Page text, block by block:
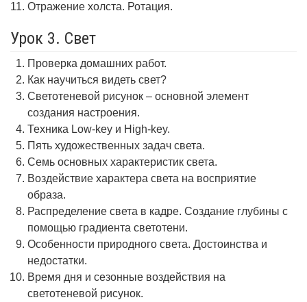
Отражение холста. Ротация.
Урок 3. Свет
Проверка домашних работ.
Как научиться видеть свет?
Светотеневой рисунок – основной элемент
создания настроения.
Техника Low-key и High-key.
Пять художественных задач света.
Семь основных характеристик света.
Воздействие характера света на восприятие
образа.
Распределение света в кадре. Создание глубины с
помощью градиента светотени.
Особенности природного света. Достоинства и
недостатки.
Время дня и сезонные воздействия на
светотеневой рисунок.